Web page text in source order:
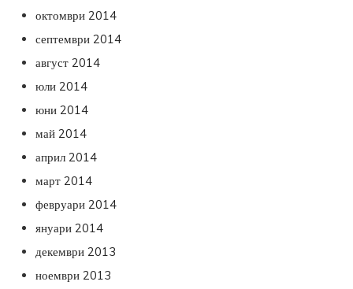
октомври 2014
септември 2014
август 2014
юли 2014
юни 2014
май 2014
април 2014
март 2014
февруари 2014
януари 2014
декември 2013
ноември 2013